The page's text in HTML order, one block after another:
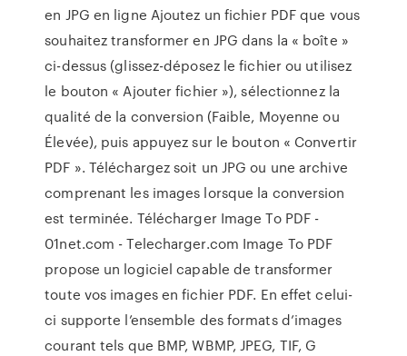
en JPG en ligne Ajoutez un fichier PDF que vous
souhaitez transformer en JPG dans la « boîte »
ci-dessus (glissez-déposez le fichier ou utilisez
le bouton « Ajouter fichier »), sélectionnez la
qualité de la conversion (Faible, Moyenne ou
Élevée), puis appuyez sur le bouton « Convertir
PDF ». Téléchargez soit un JPG ou une archive
comprenant les images lorsque la conversion
est terminée. Télécharger Image To PDF -
01net.com - Telecharger.com Image To PDF
propose un logiciel capable de transformer
toute vos images en fichier PDF. En effet celui-
ci supporte l’ensemble des formats d’images
courant tels que BMP, WBMP, JPEG, TIF, G